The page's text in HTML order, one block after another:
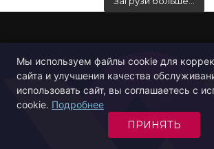
Мы используем файлы cookie для
сайта и улучшения качества
использовать сайт, вы соглашаетесь с
cookie. Подробнее
ПРИНЯТЬ